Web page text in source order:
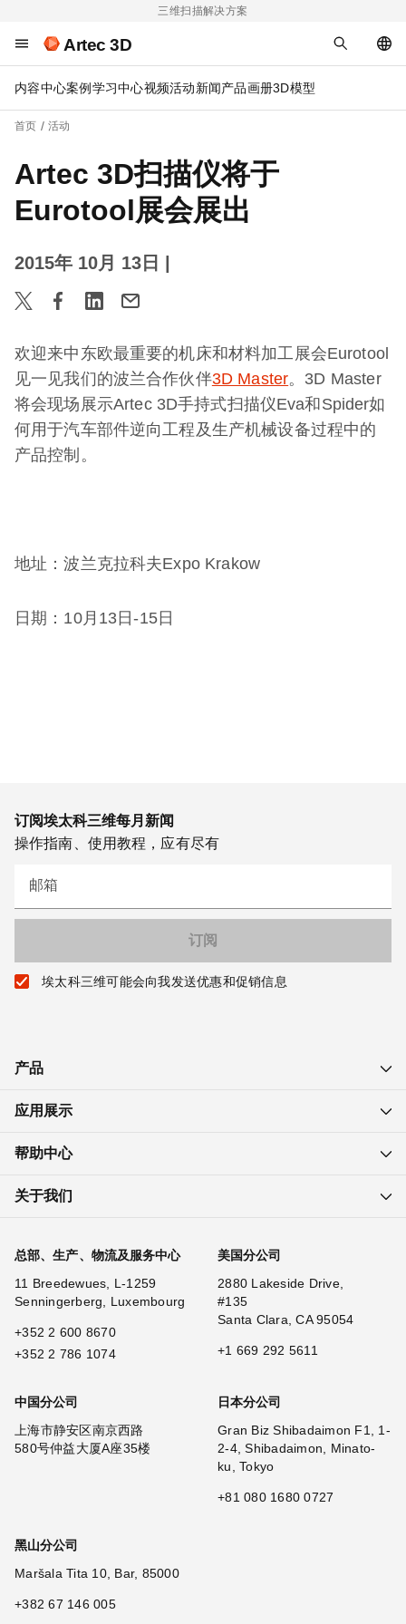
三维扫描解决方案
Artec 3D
内容中心案例 学习中心视频活动新闻产品画册3D模型
首页 活动
Artec 3D扫描仪将于
Eurotool展会展出
2015年 10月 13日
欢迎来中东欧最重要的机床和材料加工展会Eurotool
见一见我们的波兰合作伙伴3D Master。3D Master
将会现场展示Artec 3D手持式扫描仪Eva和Spider如
何用于汽车部件逆向工程及生产机械设备过程中的
产品控制。
地址：波兰克拉科夫Expo Krakow
日期：10月13日-15日
订阅埃太科三维每月新闻
操作指南、使用教程，应有尽有
邮箱
埃太科三维可能会向我发送优惠和促销信息
产品
应用展示
帮助中心
关于我们
总部、生产、物流及服务中心
11 Breedewues, L-1259
Senningerberg, Luxembourg
+352 2 600 8670
+352 2 786 1074
美国分公司
2880 Lakeside Drive,
#135
Santa Clara, CA 95054
+1 669 292 5611
中国分公司
上海市静安区南京西路
580号仲益大厦A座35楼
日本分公司
Gran Biz Shibadaimon F1, 1-
2-4, Shibadaimon, Minato-
ku, Tokyo
+81 080 1680 0727
黑山分公司
Maršala Tita 10, Bar, 85000
+382 67 146 005